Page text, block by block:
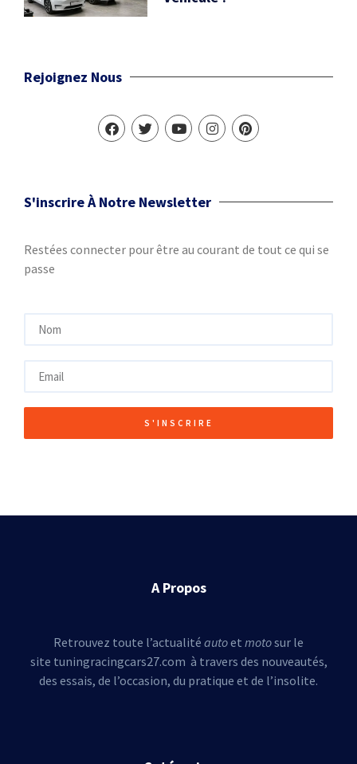
Rejoignez Nous
S'inscrire À Notre Newsletter
Restées connecter pour être au courant de tout ce qui se
passe
S'INSCRIRE
A Propos
Retrouvez toute l’actualité autoet motosur le
site tuningracingcars27.com à travers des nouveautés,
des essais, de l’occasion, du pratique et de l’insolite.